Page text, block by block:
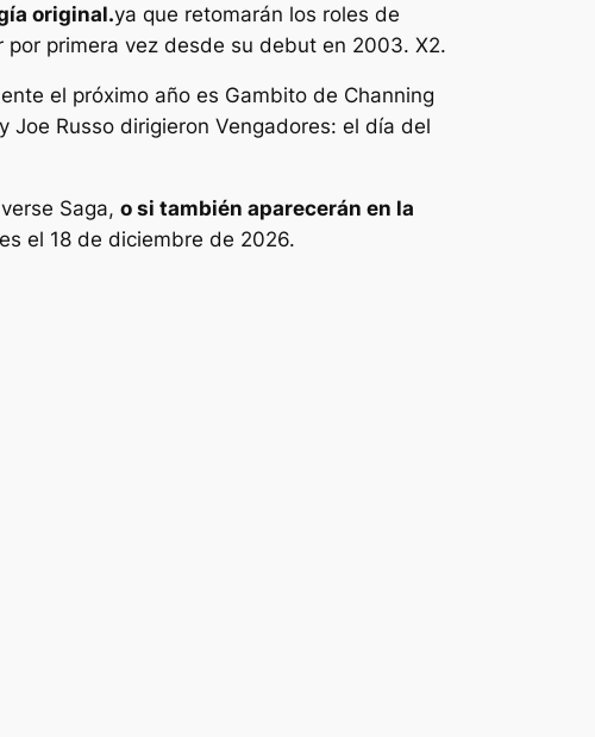
original.ya que retomarán los roles de
por primera vez desde su debut en 2003. X2.
el próximo año es Gambito de Channing
Joe Russo dirigieron Vengadores: el día del
Saga, o si también aparecerán en la
el 18 de diciembre de 2026.